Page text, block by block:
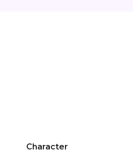
Character